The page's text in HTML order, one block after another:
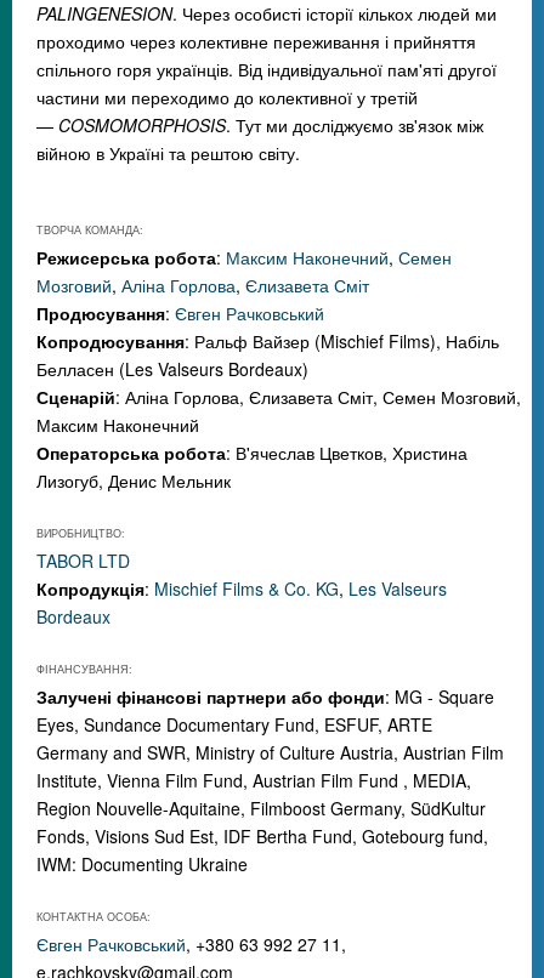
PALINGENESION. Через особисті історії кількох людей ми
проходимо через колективне переживання і прийняття
спільного горя українців. Від індивідуальної пам'яті другої
частини ми переходимо до колективної у третій
— COSMOMORPHOSIS. Тут ми досліджуємо зв'язок між
війною в Україні та рештою світу.
ТВОРЧА КОМАНДА:
Режисерська робота: Максим Наконечний, Семен
Мозговий, Аліна Горлова, Єлизавета Сміт
Продюсування: Євген Рачковський
Копродюсування: Ральф Вайзер (Mischief Films), Набіль
Белласен (Les Valseurs Bordeaux)
Сценарій: Аліна Горлова, Єлизавета Сміт, Семен Мозговий,
Максим Наконечний
Операторська робота: В'ячеслав Цветков, Христина
Лизогуб, Денис Мельник
ВИРОБНИЦТВО:
TABOR LTD
Копродукція: Mischief Films & Co. KG, Les Valseurs
Bordeaux
ФІНАНСУВАННЯ:
Залучені фінансові партнери або фонди: MG - Square
Eyes, Sundance Documentary Fund, ESFUF, ARTE
Germany and SWR, Ministry of Culture Austria, Austrian Film
Institute, Vienna Film Fund, Austrian Film Fund , MEDIA,
Region Nouvelle-Aquitaine, Filmboost Germany, SüdKultur
Fonds, Visions Sud Est, IDF Bertha Fund, Gotebourg fund,
IWM: Documenting Ukraine
КОНТАКТНА ОСОБА:
Євген Рачковський, +380 63 992 27 11,
e.rachkovsky@gmail.com